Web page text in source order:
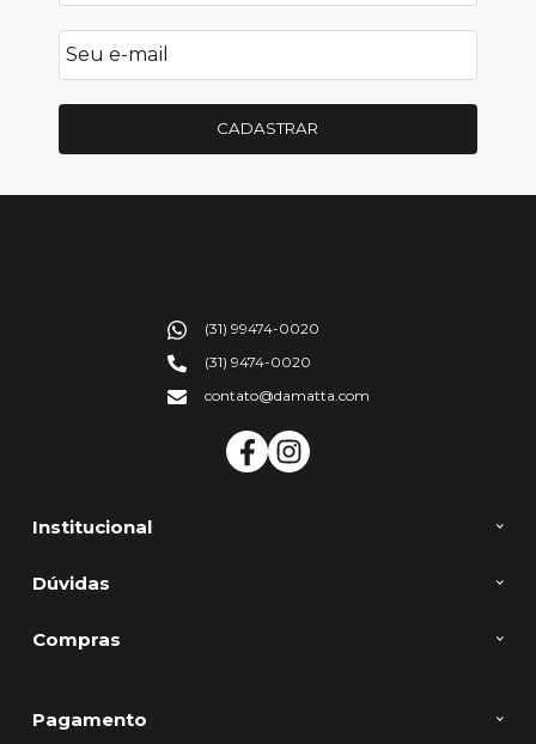
CADASTRAR
Institucional
Dúvidas
Compras
(31) 99474-0020
(31) 9474-0020
contato@damatta.com
Pagamento